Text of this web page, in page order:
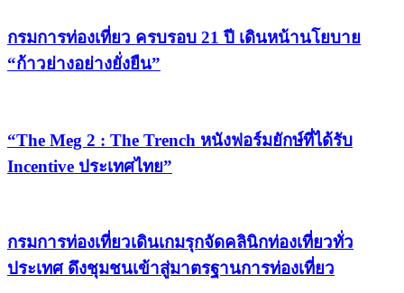
กรมการท่องเที่ยว ครบรอบ 21 ปี เดินหน้านโยบาย
“ก้าวย่างอย่างยั่งยืน”
“The Meg 2 : The Trench หนังฟอร์มยักษ์ที่ได้รับ
Incentive ประเทศไทย”
กรมการท่องเที่ยวเดินเกมรุกจัดคลินิกท่องเที่ยวทั่ว
ประเทศ ดึงชุมชนเข้าสู่มาตรฐานการท่องเที่ยว